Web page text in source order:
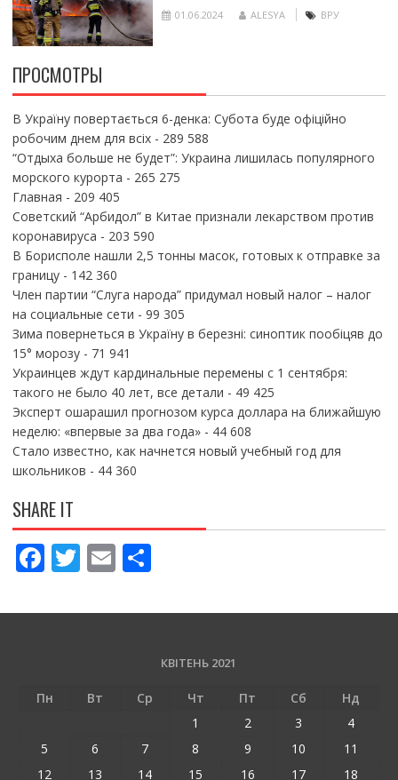
01.06.2024 ALESYA ВРУ
ПРОСМОТРЫ
В Україну повертається 6-денка: Субота буде офіційно
робочим днем для всіх- 289 588
“Отдыха больше не будет”: Украина лишилась популярного
морского курорта - 265 275
Главная - 209 405
Советский “Арбидол” в Китае признали лекарством против
коронавируса - 203 590
В Борисполе нашли 2,5 тонны масок, готовых к отправке за
границу- 142 360
Член партии “Слуга народа” придумал новый налог – налог
на социальные сети - 99 305
Зима повернеться в Україну в березні: синоптик пообіцяв до
15° морозу- 71 941
Украинцев ждут кардинальные перемены с 1 сентября:
такого не было 40 лет, все детали - 49 425
Эксперт ошарашил прогнозом курса доллара на ближайшую
неделю: «впервые за два года»- 44 608
Стало известно, как начнется новый учебный год для
школьников - 44 360
SHARE IT
F
e
o
T
itt
E
ai
П
ді
и
т
КВІТЕНЬ 2021
Пн Вт Ср Чт Пт Сб
Нд
1
2 3
4
5
6 7 8 9 10
11
12
13 14 15 16 17 18